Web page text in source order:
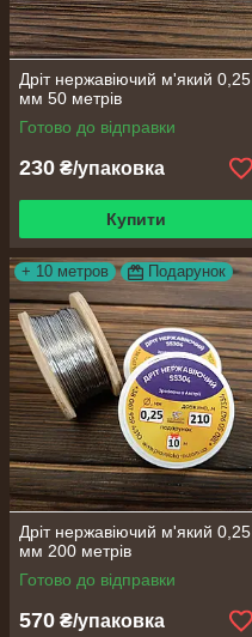
Дріт нержавіючий м'який 0,25
мм 50 метрів
Готово до відправки
230 ₴/упаковка
Купити
+ 10 метров Подарунок
Дріт нержавіючий м'який 0,25
мм 200 метрів
Готово до відправки
570 ₴/упаковка